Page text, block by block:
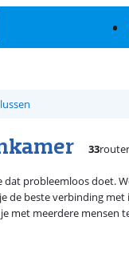
33
probleemloos doet.
de beste verbinding
met meerdere mensen